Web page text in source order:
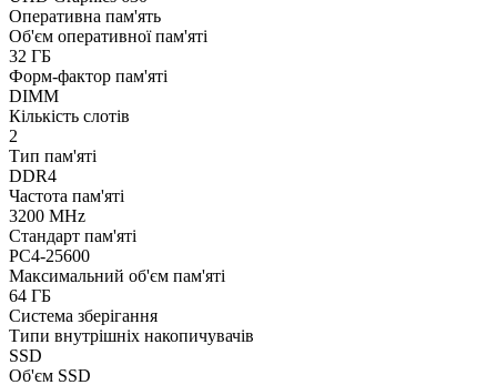
Оперативна пам'ять
Об'єм оперативної пам'яті
32 ГБ
Форм-фактор пам'яті
DIMM
Кількість слотів
2
Тип пам'яті
DDR4
Частота пам'яті
3200 MHz
Стандарт пам'яті
PC4-25600
Максимальний об'єм пам'яті
64 ГБ
Система зберігання
Типи внутрішніх накопичувачів
SSD
Об'єм SSD